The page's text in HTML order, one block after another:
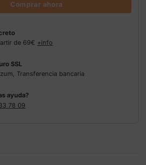
Comprar ahora
de 69€ +info
SSL
Transferencia bancaria
ayuda?
78 09